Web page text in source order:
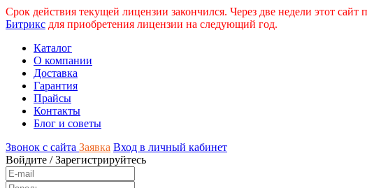
Срок действия текущей лицензии закончился. Через две недели этот
Битрикс для приобретения лицензии на следующий год.
Каталог
О компании
Доставка
Гарантия
Прайсы
Контакты
Блог и советы
Звонок с сайта Заявка Вход в личный кабинет
Войдите /Зарегистрируйтесь